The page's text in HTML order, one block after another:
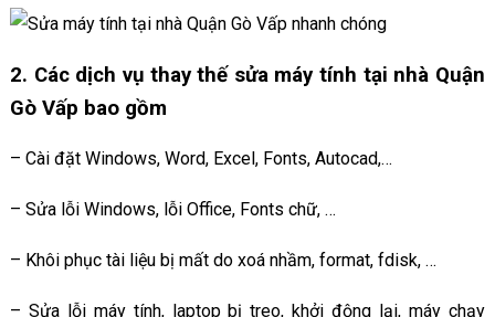
2. Các dịch vụ thay thế sửa máy tính tại nhà Quận
Gò Vấp bao gồm
– Cài đặt Windows, Word, Excel, Fonts, Autocad,…
– Sửa lỗi Windows, lỗi Office, Fonts chữ, …
– Khôi phục tài liệu bị mất do xoá nhầm, format, fdisk, …
– Sửa lỗi máy tính, laptop bị treo, khởi động lại, máy chạy